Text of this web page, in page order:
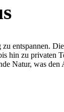
entspannen.
hin zu privaten
Natur, was den